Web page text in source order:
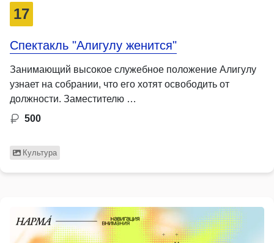
17
Спектакль "Алигулу женится"
Занимающий высокое служебное положение Алигулу
узнает на собрании, что его хотят освободить от
должности. Заместителю …
500
Культура